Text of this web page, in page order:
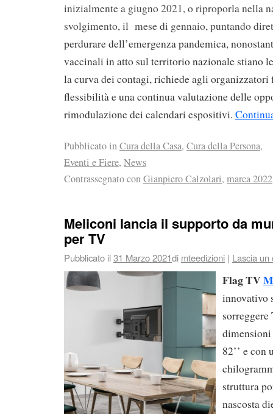
inizialmente a giugno 2021, o riproporla nella
svolgimento, il mese di gennaio, puntando
perdurare dell’emergenza pandemica,
vaccinali in atto sul territorio nazionale stiano
la curva dei contagi, richiede agli
flessibilità e una continua valutazione delle
rimodulazione dei calendari espositivi.
Pubblicato inCura della Casa, Cura della Persona,
Eventi e Fiere, News
Contrassegnato conGianpiero Calzolari, marca 2022
Meliconi lancia il supporto da
per TV
Pubblicato il31 Marzo 2021di mteedizioni | Lascia un
Flag TV
innovativo
82’’ e con
struttura
nascosta